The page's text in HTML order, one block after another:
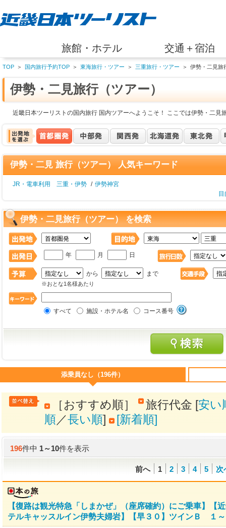
旅館・ホテル 交通＋宿泊
TOP ＞ 国内旅行予約TOP ＞ 東海旅行・ツアー ＞ 三重旅行・ツアー ＞ 伊勢・二見旅
伊勢・二見旅行（ツアー）
近畿日本ツーリストの国内旅行 国内ツアーへようこそ！ ここでは伊勢・二見
伊勢・二見 旅行（ツアー） 人気キーワード
JR・電車利用 三重・伊勢 / 伊勢神宮
伊勢・二見旅行（ツアー） を検索
年 月 日
から まで
※おとな1名様あたり
すべて 施設・ホテル名 コース番号
添乗員なし（196件）
［おすすめ順］ 旅行代金 [安い
順／長い順] [新着順]
196件中1～10件を表示
前へ 1 2 3 4 5 次
【復路は観光特急「しまかぜ」（座席確約）にご乗車】【
テルキャッスルイン伊勢夫婦岩】【早３０】ツインＢ １